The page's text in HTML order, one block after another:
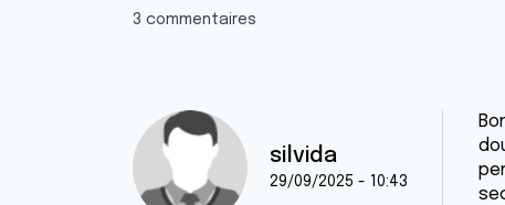
3 commentaires
silvida
29/09/2025 - 10:43